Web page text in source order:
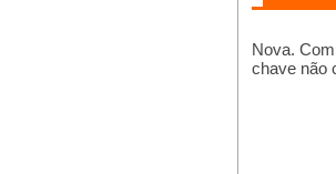
Nova.
chave não